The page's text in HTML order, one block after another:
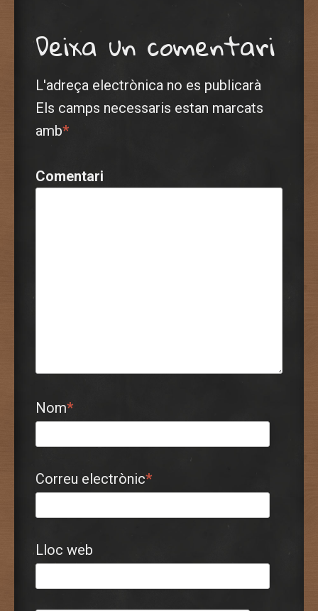
Deixa un comentari
L'adreça electrònica no es publicarà
Els camps necessaris estan marcats
amb*
Comentari
Nom*
Correu electrònic*
Lloc web